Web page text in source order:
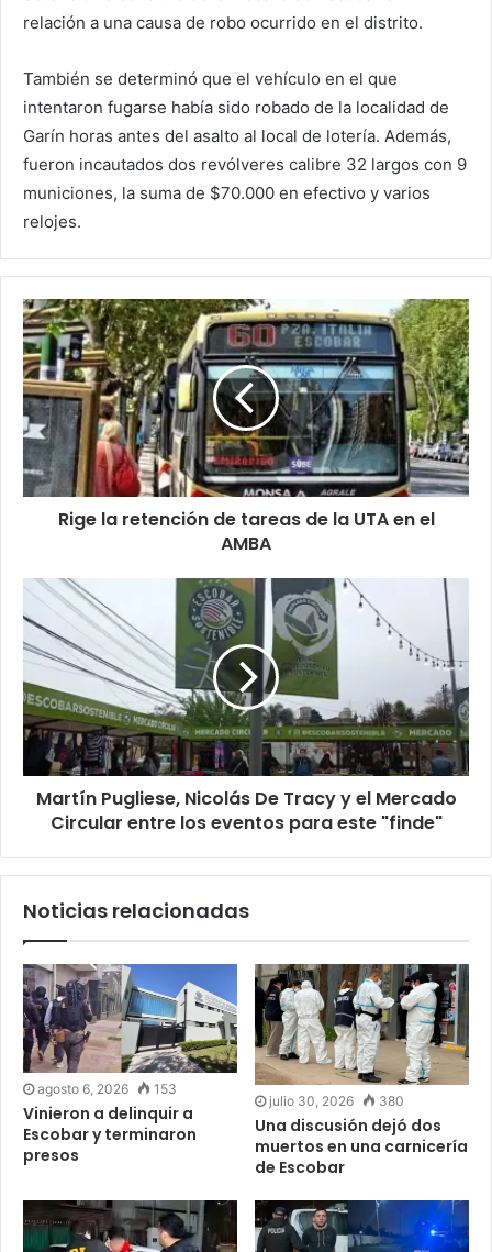
relación a una causa de robo ocurrido en el distrito.
También se determinó que el vehículo en el que
intentaron fugarse había sido robado de la localidad de
Garín horas antes del asalto al local de lotería. Además,
fueron incautados dos revólveres calibre 32 largos con 9
municiones, la suma de $70.000 en efectivo y varios
relojes.
Rige la retención de tareas de la UTA en el
AMBA
Martín Pugliese, Nicolás De Tracy y el Mercado
Circular entre los eventos para este "finde"
Noticias relacionadas
agosto 6, 2026 153
Vinieron a delinquir a
Escobar y terminaron
presos
julio 30, 2026 380
Una discusión dejó dos
muertos en una carnicería
de Escobar